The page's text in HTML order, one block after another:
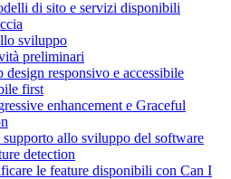
di sito e servizi disponibili
sviluppo
preliminari
design responsivo e accessibile
first
enhancement e Graceful
allo sviluppo del software
detection
le feature disponibili con Can I